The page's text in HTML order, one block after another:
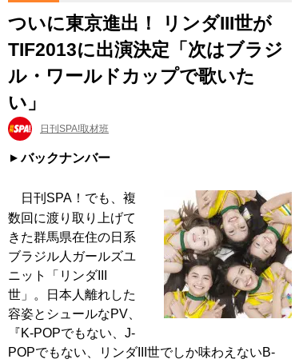
ついに東京進出！ リンダIII世が
TIF2013に出演決定「次はブラジ
ル・ワールドカップで歌いた
い」
日刊SPA!取材班
バックナンバー
日刊SPA！でも、複
数回に渡り取り上げて
きた群馬県在住の日系
ブラジル人ガールズユ
ニット「リンダIII
世」。日本人離れした
容姿とシュールなPV、
『K-POPでもない、J-
POPでもない、リンダIII世でしか味わえないB-